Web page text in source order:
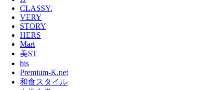
CLASSY.
VERY
STORY
HERS
Mart
美ST
bis
Premium-K.net
和食スタイル